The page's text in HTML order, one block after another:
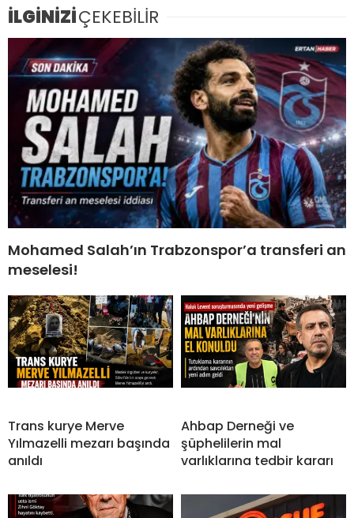
İLGİNİZİÇEKEBİLİR
Mohamed Salah’ın Trabzonspor’a transferi an
meselesi!
Trans kurye Merve
Yılmazelli mezarı başında
anıldı
Ahbap Derneği ve
şüphelilerin mal
varlıklarına tedbir kararı